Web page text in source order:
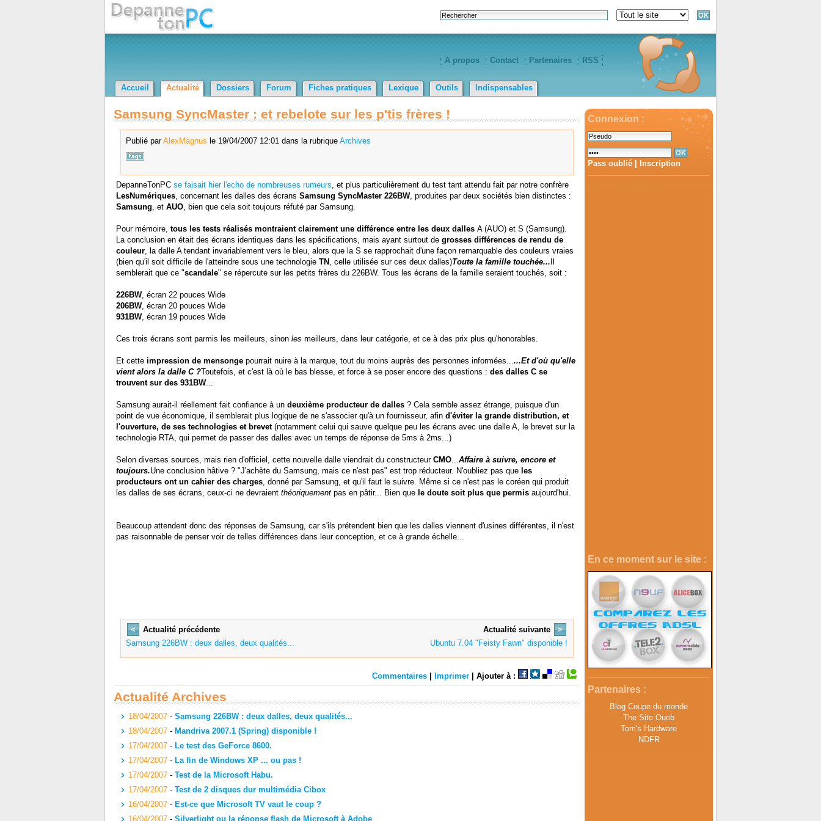
A propos Contact Partenaires RSS
Accueil Actualité Dossiers Forum Fiches pratiques Lexique Outils Indispensables
Connexion :
Pass oublié Inscription
En ce moment sur le site :
Partenaires :
Blog Coupe du monde
The Site Oueb
Tom's Hardware
NDFR
Samsung SyncMaster : et rebelote sur les p'tis frères !
Publié parAlexMagnus le 19/04/2007 12:01 dans la rubrique Archives
DepanneTonPC se faisait hier l'echo de nombreuses rumeurs, et plus particulièrement du test tant attendu fait par notre confrère
LesNumériques, concernant les dalles des écrans Samsung SyncMaster 226BW, produites par deux sociétés bien distinctes :
Samsung, et AUO, bien que cela soit toujours réfuté par Samsung.
Pour mémoire, tous les tests réalisés montraient clairement une différence entre les deux dalles A (AUO) et S (Samsung).
La conclusion en était des écrans identiques dans les spécifications, mais ayant surtout de grosses différences de rendu de
couleur, la dalle A tendant invariablement vers le bleu, alors que la S se rapprochait d'une façon remarquable des couleurs vraies
(bien qu'il soit difficile de l'atteindre sous une technologie TN , celle utilisée sur ces deux dalles)Toute la famille touchée...
semblerait que ce "scandale" se répercute sur les petits frères du 226BW. Tous les écrans de la famille seraient touchés, soit :
226BW, écran 22 pouces Wide
206BW, écran 20 pouces Wide
931BW, écran 19 pouces Wide
Ces trois écrans sont parmis les meilleurs, sinon les meilleurs, dans leur catégorie, et ce à des prix plus qu'honorables.
Et cette impression de mensonge pourrait nuire à la marque, tout du moins auprès des personnes informées......Et d'où qu'elle
vient alors la dalle C ?Toutefois, et c'est là où le bas blesse, et force à se poser encore des questions : des dalles C se
trouvent sur des 931BW...
Samsung aurait-il réellement fait confiance à un deuxième producteur de dalles ? Cela semble assez étrange, puisque d'un
point de vue économique, il semblerait plus logique de ne s'associer qu'à un fournisseur, afin d'éviter la grande distribution, et
l'ouverture, de ses technologies et brevet (notamment celui qui sauve quelque peu les écrans avec une dalle A, le brevet sur la
technologie RTA, qui permet de passer des dalles avec un temps de réponse de 5ms à 2ms...)
Selon diverses sources, mais rien d'officiel, cette nouvelle dalle viendrait du constructeur CMO...Affaire à suivre, encore et
toujours.Une conclusion hâtive ? "J'achète du Samsung, mais ce n'est pas" est trop réducteur. N'oubliez pas que les
producteurs ont un cahier des charges, donné par Samsung, et qu'il faut le suivre. Même si ce n'est pas le coréen qui produit
les dalles de ses écrans, ceux-ci ne devraient théoriquement pas en pâtir... Bien que le doute soit plus que permis aujourd'hui.
Beaucoup attendent donc des réponses de Samsung, car s'ils prétendent bien que les dalles viennent d'usines différentes, il n'est
pas raisonnable de penser voir de telles différences dans leur conception, et ce à grande échelle...
<
Actualité précédente
Samsung 226BW : deux dalles, deux qualités...
Actualité suivante
>
Ubuntu 7.04 "Feisty Fawn" disponible !
Commentaires |Imprimer | Ajouter à :
Actualité Archives
18/04/2007- Samsung 226BW : deux dalles, deux qualités...
18/04/2007- Mandriva 2007.1 (Spring) disponible !
17/04/2007- Le test des GeForce 8600.
17/04/2007- La fin de Windows XP ... ou pas !
17/04/2007- Test de la Microsoft Habu.
17/04/2007- Test de 2 disques dur multimédia Cibox
16/04/2007- Est-ce que Microsoft TV vaut le coup ?
16/04/2007- Silverlight ou la réponse flash de Microsoft à Adobe